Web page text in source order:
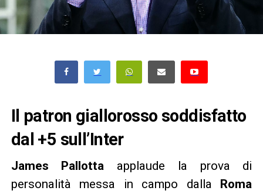
Il patron giallorosso soddisfatto
dal +5 sull’Inter
James Pallotta applaude la prova di
personalità messa in campo dalla Roma